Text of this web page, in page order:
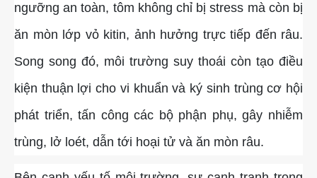
ngưỡng an toàn, tôm không chỉ bị stress mà còn bị
ăn mòn lớp vỏ kitin, ảnh hưởng trực tiếp đến râu.
Song song đó, môi trường suy thoái còn tạo điều
kiện thuận lợi cho vi khuẩn và ký sinh trùng cơ hội
phát triển, tấn công các bộ phận phụ, gây nhiễm
trùng, lở loét, dẫn tới hoại tử và ăn mòn râu.